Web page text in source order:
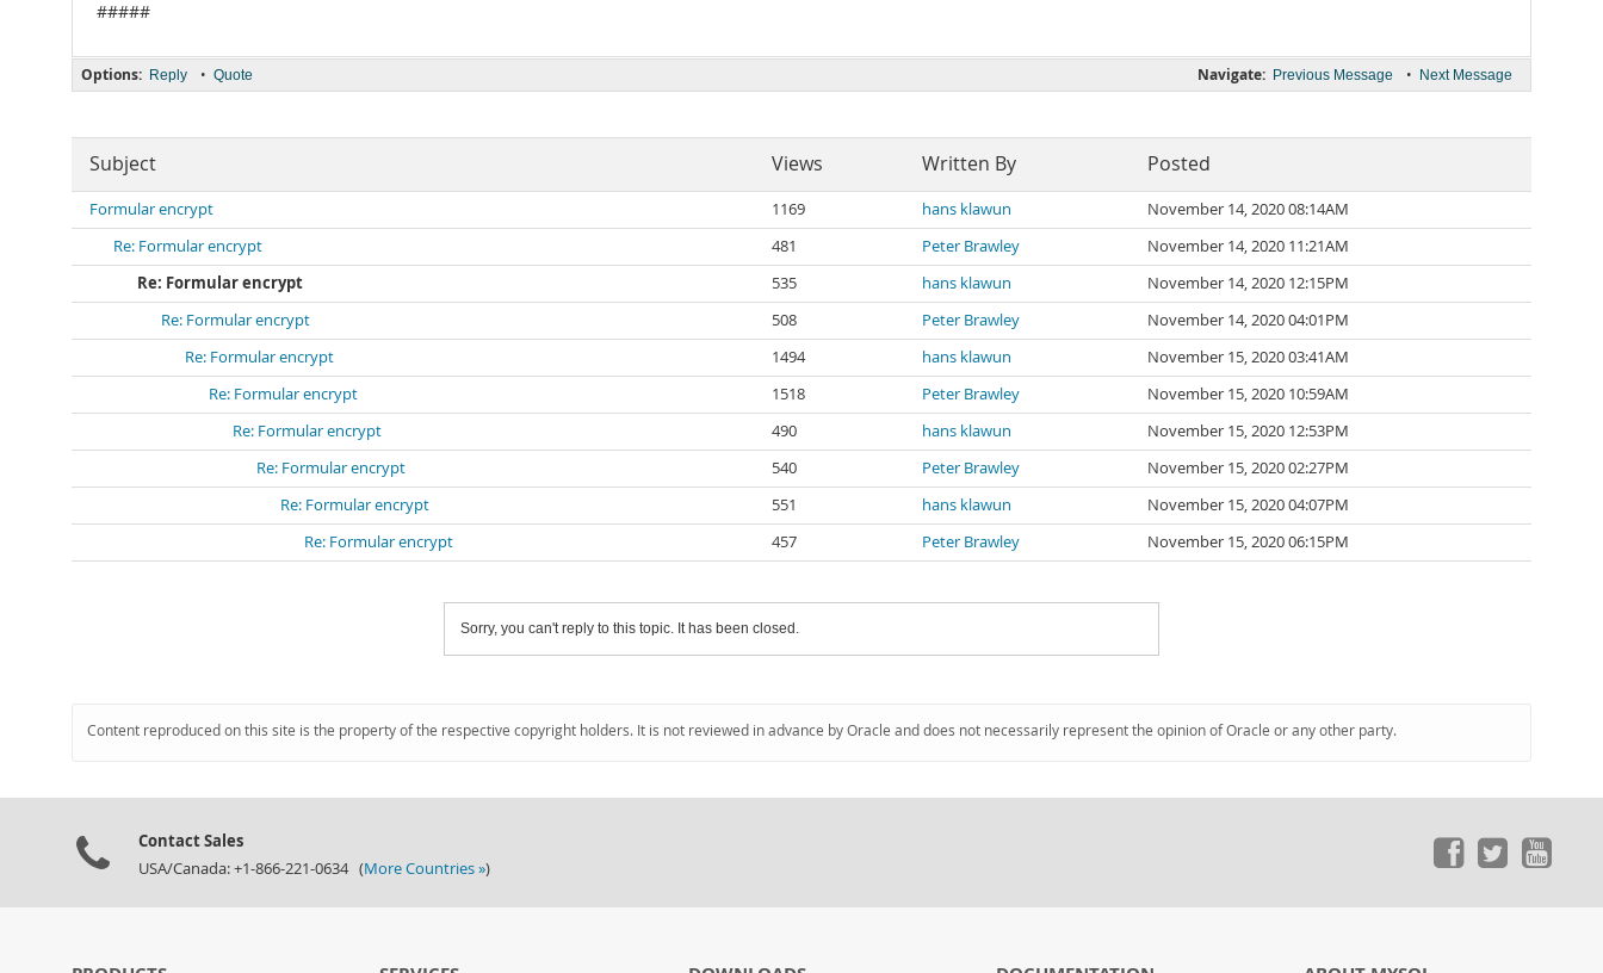
#####
Navigate: Previous Message • Next Message
Options: Reply • Quote
Subject Views Written By Posted
Formular encrypt 1169 hans klawun
November 14, 2020 08:14AM
Re: Formular encrypt
481 Peter Brawley
November 14, 2020 11:21AM
Re: Formular encrypt
535 hans klawun
November 14, 2020 12:15PM
Re: Formular encrypt
508 Peter Brawley
November 14, 2020 04:01PM
Re: Formular encrypt
1494 hans klawun
November 15, 2020 03:41AM
Re: Formular encrypt
1518 Peter Brawley
November 15, 2020 10:59AM
Re: Formular encrypt
490 hans klawun
November 15, 2020 12:53PM
Re: Formular encrypt
540 Peter Brawley
November 15, 2020 02:27PM
Re: Formular encrypt
551 hans klawun
November 15, 2020 04:07PM
Re: Formular encrypt
457 Peter Brawley November 15, 2020 06:15PM
Sorry, you can't reply to this topic. It has been closed.
Content reproduced on this site is the property of the respective copyright holders. It is not reviewed in advance by Oracle and does not necessarily represent the opinion of Oracle or any other party.
Contact Sales
USA/Canada: +1-866-221-0634 (More Countries »)